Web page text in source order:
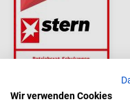
Wir verwenden Cookies